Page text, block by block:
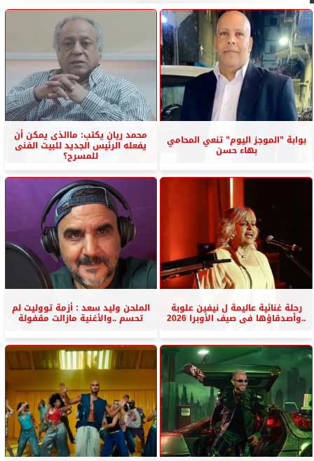
بوابة ”الموجز اليوم” تنعي المحامي
بهاء حسن
محمد ريان يكتب: ماالذى يمكن أن
يفعله الرئيس الجديد للبيت الفنى
للمسرح؟
رحلة غنائية عاليمة ل نيفين علوبة
..وأصدقاؤها فى صيف الأوبرا 2026
الملحن وليد سعد : أزمة تووليت لم
تحسم ..والأغنية مازالت مقفولة